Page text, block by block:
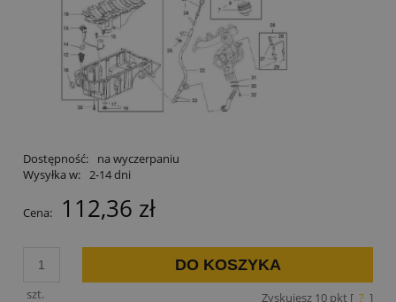
Dostępność:
na wyczerpaniu
Wysyłka w: 2-14 dni
Cena: 112,36 zł
szt.
DO KOSZYKA
Zyskujesz 10pkt [ ? ]